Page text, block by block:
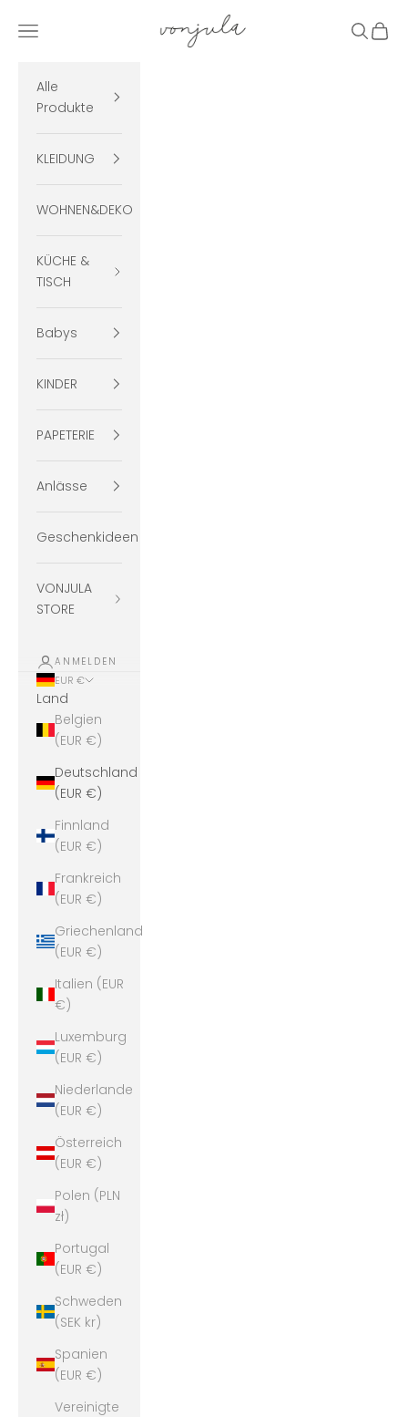
vonjula
Menü Suchen
Alle
Produkte
KLEIDUNG
WOHNEN&DEKO
KÜCHE &
TISCH
Babys
KINDER
PAPETERIE
Anlässe
Geschenkideen
VONJULA
STORE
ANMELDEN
EUR €
Land
Belgien
(EUR €)
Deutschland
(EUR €)
Finnland
(EUR €)
Frankreich
(EUR €)
Griechenland
(EUR €)
Italien (EUR
€)
Luxemburg
(EUR €)
Niederlande
(EUR €)
Österreich
(EUR €)
Polen (PLN
zł)
Portugal
(EUR €)
Schweden
(SEK kr)
Spanien
(EUR €)
Vereinigte